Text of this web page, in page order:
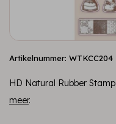
Artikelnummer: WTKCC204
HD Natural Rubber
meer.